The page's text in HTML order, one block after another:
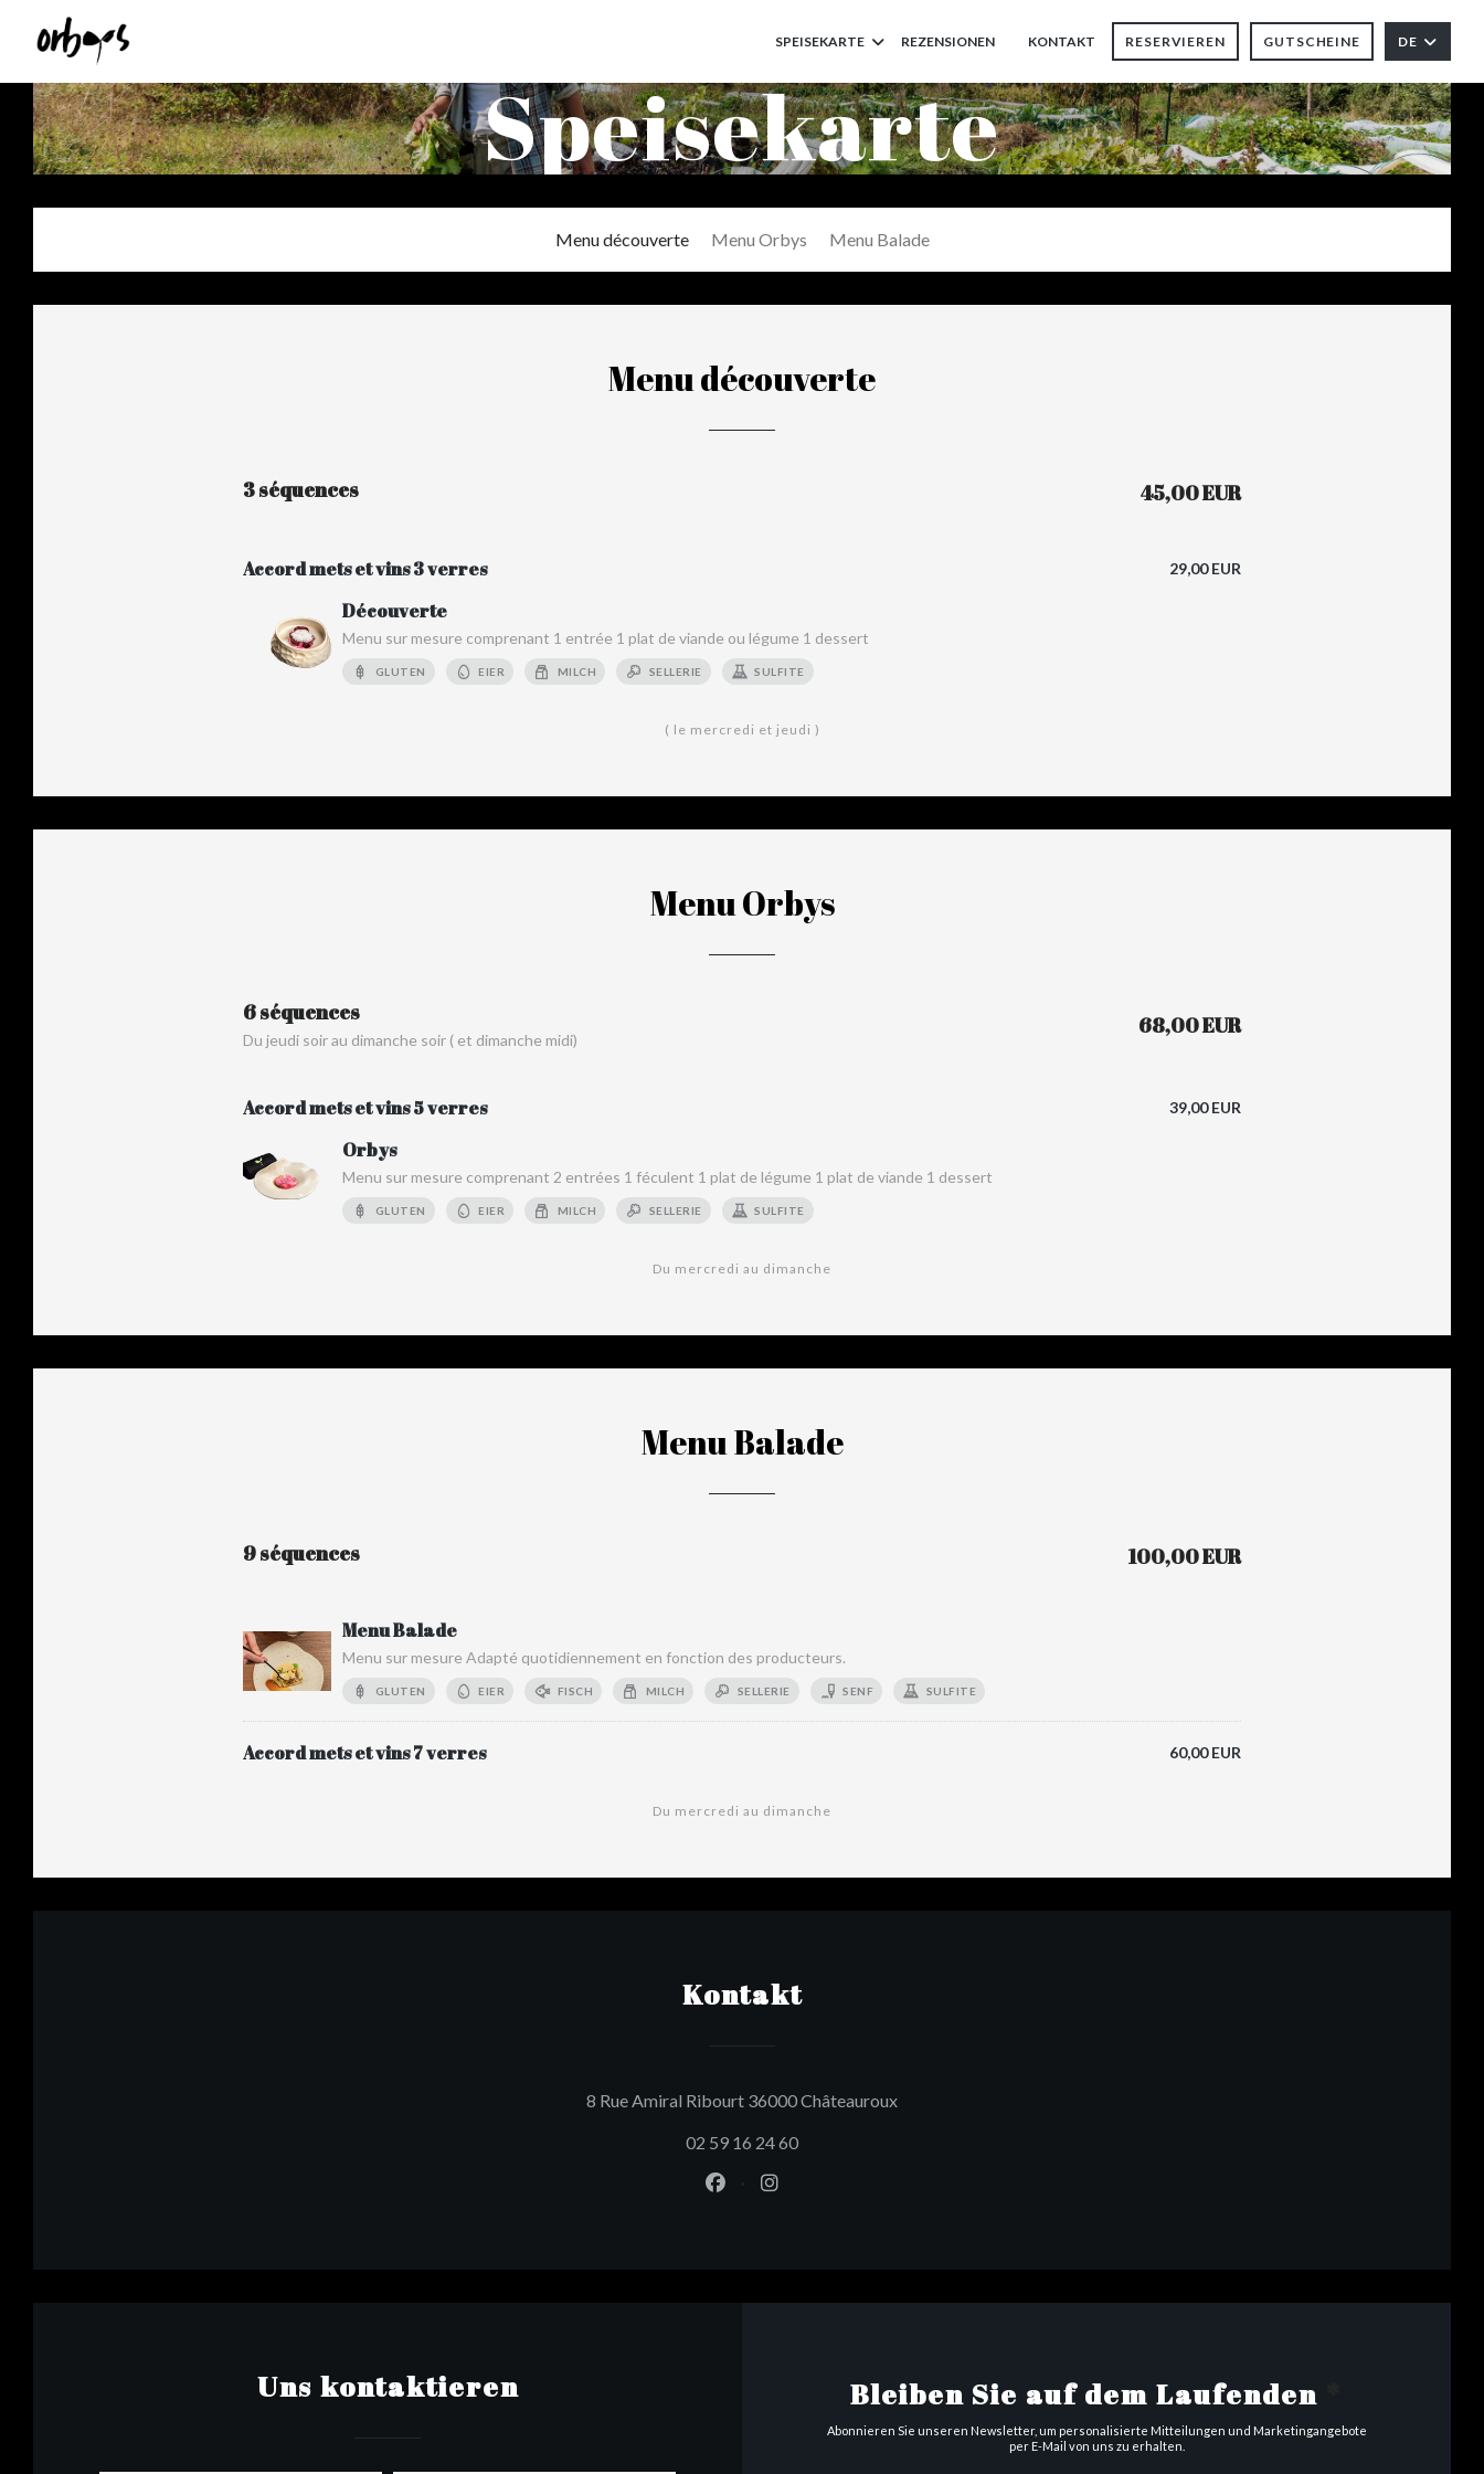
SPEISEKARTE REZENSIONEN
((ÖFFNET EIN NEUES FENSTER))
KONTAKT RESERVIEREN GUTSCHEINE DE
Speisekarte
Menu découverte Menu Orbys Menu Balade
Menu découverte
3 séquences 45,00 EUR
Accord mets et vins 3 verres 29,00 EUR
Découverte
Menu sur mesure comprenant 1 entrée 1 plat de viande ou légume 1 dessert
GLUTEN EIER MILCH SELLERIE SULFITE
( le mercredi et jeudi )
Menu Orbys
6 séquences
Du jeudi soir au dimanche soir ( et dimanche midi)
68,00 EUR
Accord mets et vins 5 verres 39,00 EUR
Orbys
Menu sur mesure comprenant 2 entrées 1 féculent 1 plat de légume 1 plat de viande 1 dessert
GLUTEN EIER MILCH SELLERIE SULFITE
Du mercredi au dimanche
Menu Balade
9 séquences 100,00 EUR
Menu Balade
Menu sur mesure Adapté quotidiennement en fonction des producteurs.
GLUTEN EIER FISCH MILCH SELLERIE SENF SULFITE
Accord mets et vins 7 verres 60,00 EUR
Du mercredi au dimanche
Kontakt
8 Rue Amiral Ribourt 36000 Châteauroux((öffnet ein neues Fenster))
02 59 16 24 60
Facebook ((öffnet ein neues Fenster))
Instagram ((öffnet ein neues Fenster))
Uns kontaktieren Bleiben Sie auf dem Laufenden
Abonnieren Sie unseren Newsletter, um personalisierte Mitteilungen und Marketingangebote
per E-Mail von uns zu erhalten.